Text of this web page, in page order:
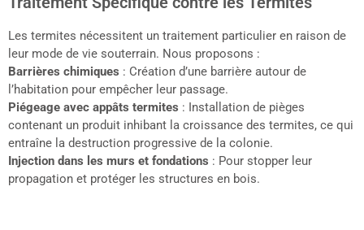
Les termites nécessitent un traitement particulier en raison de
leur mode de vie souterrain. Nous proposons :
Barrières chimiques : Création d’une barrière autour de
l’habitation pour empêcher leur passage.
Piégeage avec appâts termites : Installation de pièges
contenant un produit inhibant la croissance des termites, ce qui
entraîne la destruction progressive de la colonie.
Injection dans les murs et fondations : Pour stopper leur
propagation et protéger les structures en bois.